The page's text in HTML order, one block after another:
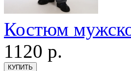
Костюм
1120 р.